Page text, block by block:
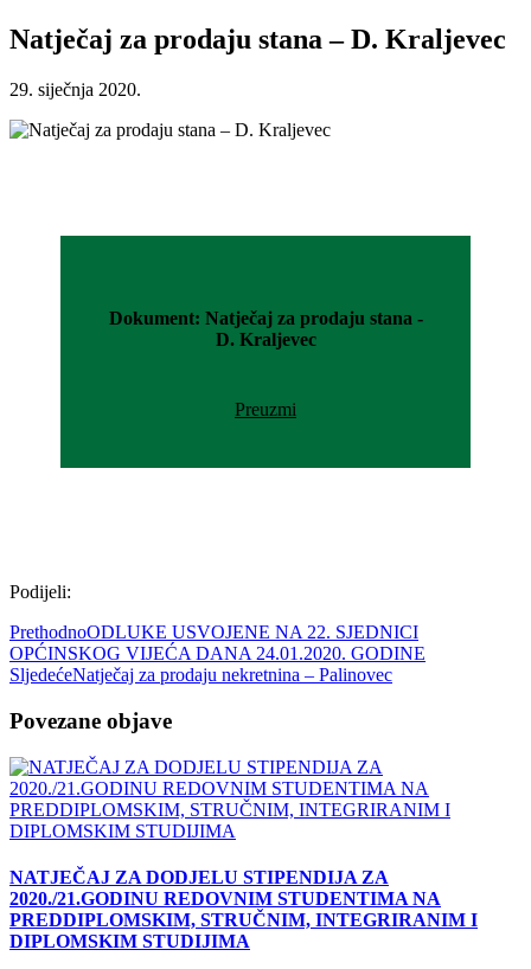
Natječaj za prodaju stana – D. Kraljevec
29. siječnja 2020.
Dokument: Natječaj za prodaju stana -
D. Kraljevec
Preuzmi
Podijeli:
PrethodnoODLUKE USVOJENE NA 22. SJEDNICI
OPĆINSKOG VIJEĆA DANA 24.01.2020. GODINE
SljedećeNatječaj za prodaju nekretnina – Palinovec
Povezane objave
NATJEČAJ ZA DODJELU STIPENDIJA ZA
2020./21.GODINU REDOVNIM STUDENTIMA NA
PREDDIPLOMSKIM, STRUČNIM, INTEGRIRANIM I
DIPLOMSKIM STUDIJIMA